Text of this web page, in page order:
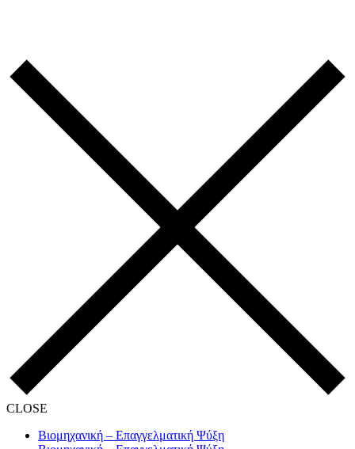
CLOSE
Βιομηχανική – Επαγγελματική Ψύξη